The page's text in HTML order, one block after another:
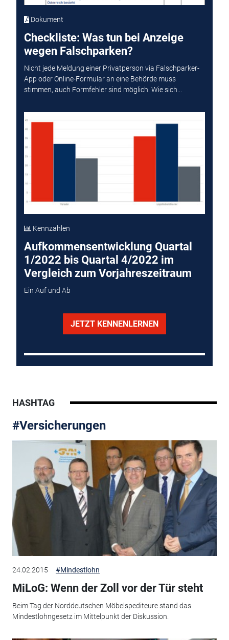
Dokument
Checkliste: Was tun bei Anzeige
wegen Falschparken?
Nicht jede Meldung einer Privatperson via Falschparker-
App oder Online-Formular an eine Behörde muss
stimmen, auch Formfehler sind möglich. Wie sich...
Kennzahlen
Aufkommensentwicklung Quartal
1/2022 bis Quartal 4/2022 im
Vergleich zum Vorjahreszeitraum
Ein Auf und Ab
JETZT KENNENLERNEN
HASHTAG
#Versicherungen
24.02.2015 #Mindestlohn
MiLoG: Wenn der Zoll vor der Tür steht
Beim Tag der Norddeutschen Möbelspediteure stand das
Mindestlohngesetz im Mittelpunkt der Diskussion.